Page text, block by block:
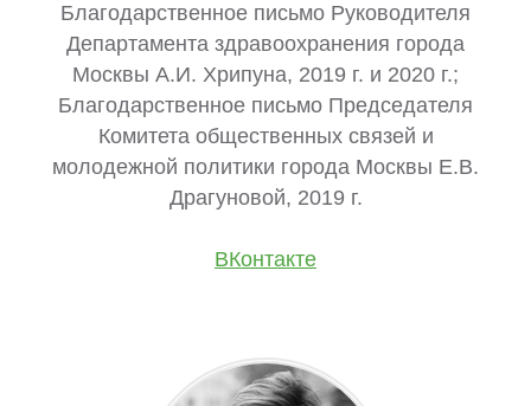
Благодарственное письмо Руководителя
Департамента здравоохранения города
Москвы А.И. Хрипуна, 2019 г. и 2020 г.;
Благодарственное письмо Председателя
Комитета общественных связей и
молодежной политики города Москвы Е.В.
Драгуновой, 2019 г.
ВКонтакте